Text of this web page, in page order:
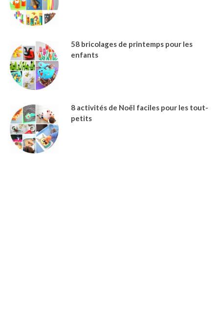
58 bricolages de printemps pour les
enfants
8 activités de Noël faciles pour les tout-
petits